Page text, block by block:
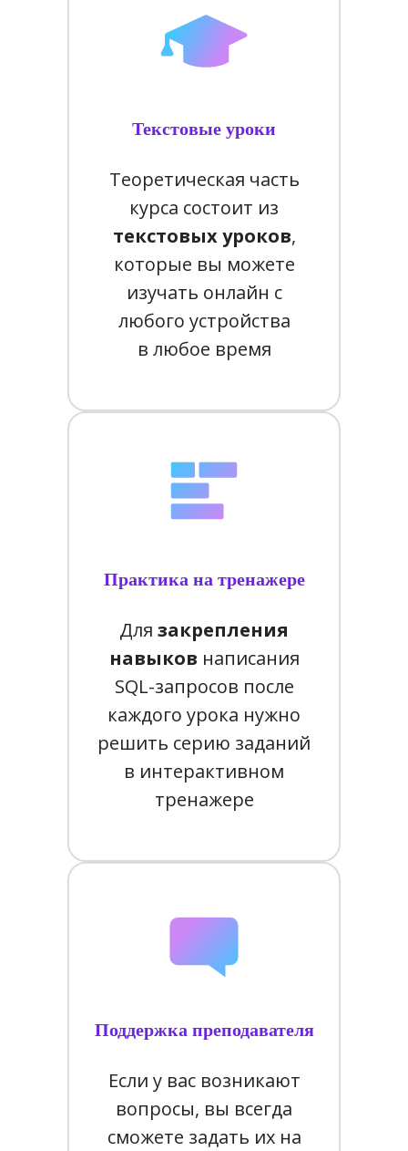
Текстовые уроки
Теоретическая часть
курса состоит из
текстовых уроков,
которые вы можете
изучать онлайн с
любого устройства
в любое время
Практика на тренажере
Для закрепления
навыков написания
SQL-запросов после
каждого урока нужно
решить серию заданий
в интерактивном
тренажере
Поддержка преподавателя
Если у вас возникают
вопросы, вы всегда
сможете задать их на